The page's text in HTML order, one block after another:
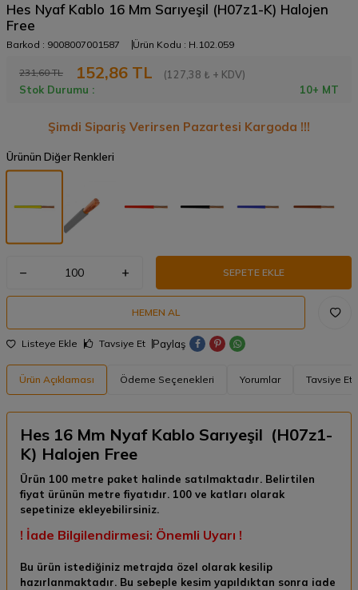
Hes Nyaf Kablo 16 Mm Sarıyeşil (H07z1-K) Halojen
Free
Barkod : 9008007001587 Ürün Kodu : H.102.059
231,60TL 152,86 TL
(127,38 ₺ + KDV)
Stok Durumu :
10+ MT
Şimdi Sipariş Verirsen Pazartesi Kargoda !!!
Ürünün Diğer Renkleri
SEPETE EKLE
HEMEN AL
Listeye Ekle Tavsiye Et Paylaş
Ürün Açıklaması Ödeme Seçenekleri Yorumlar Tavsiye Et
Hes 16 Mm Nyaf Kablo Sarıyeşil (H07z1-
K) Halojen Free
Ürün 100 metre paket halinde satılmaktadır. Belirtilen
fiyat ürünün metre fiyatıdır. 100 ve katları olarak
sepetinize ekleyebilirsiniz.
! İade Bilgilendirmesi: Önemli Uyarı !
Bu ürün istediğiniz metrajda özel olarak kesilip
hazırlanmaktadır. Bu sebeple kesim yapıldıktan sonra iade